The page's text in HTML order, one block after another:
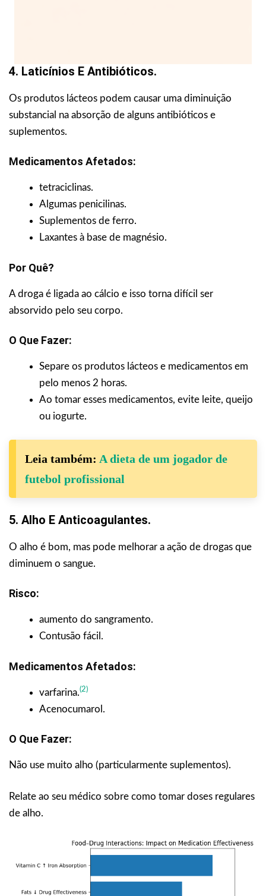
4. Laticínios E Antibióticos.
Os produtos lácteos podem causar uma diminuição
substancial na absorção de alguns antibióticos e
suplementos.
Medicamentos Afetados:
tetraciclinas.
Algumas penicilinas.
Suplementos de ferro.
Laxantes à base de magnésio.
Por Quê?
A droga é ligada ao cálcio e isso torna difícil ser
absorvido pelo seu corpo.
O Que Fazer:
Separe os produtos lácteos e medicamentos em
pelo menos 2 horas.
Ao tomar esses medicamentos, evite leite, queijo
ou iogurte.
Leia também: A dieta de um jogador de
futebol profissional
5. Alho E Anticoagulantes.
O alho é bom, mas pode melhorar a ação de drogas que
diminuem o sangue.
Risco:
aumento do sangramento.
Contusão fácil.
Medicamentos Afetados:
varfarina.(2)
Acenocumarol.
O Que Fazer:
Não use muito alho (particularmente suplementos).
Relate ao seu médico sobre como tomar doses regulares
de alho.